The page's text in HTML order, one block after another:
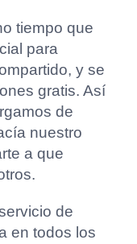
tiempo que
para
y se
gratis. Así
de
nuestro
a que
de
en todos los